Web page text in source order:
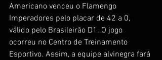
Americano venceu o Flamengo
Imperadores pelo placar de 42 a 0,
válido pelo Brasileirão D1. O jogo
ocorreu no Centro de Treinamento
Esportivo. Assim, a equipe alvinegra fará